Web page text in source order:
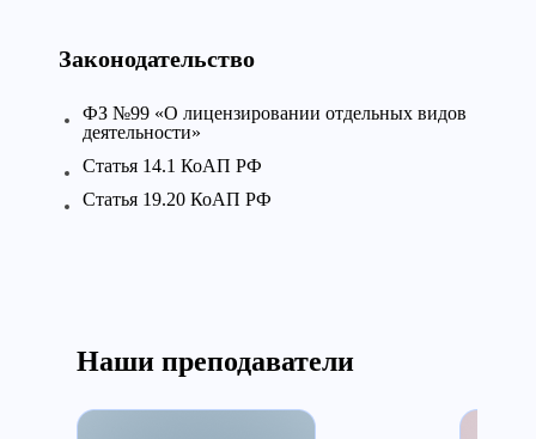
Законодательство
ФЗ №99 «О лицензировании отдельных видов
деятельности»
Статья 14.1 КоАП РФ
Статья 19.20 КоАП РФ
Наши преподаватели